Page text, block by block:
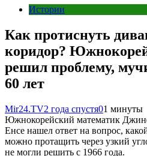
Истории
Как протиснуть
коридор?
решил проблему,
60 лет
Mir24.TV2 года спустя01 минуты
Южнокорейский математик
Енсе нашел ответ на вопрос,
можно протащить через узкий
не могли решить с 1966 года.